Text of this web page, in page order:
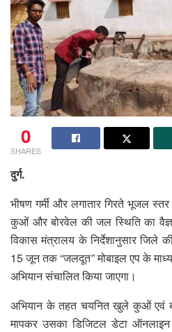
0
SHARES
दुर्ग.
भीषण गर्मी और लगातार गिरते भूजल
कुओं और बोरवेल की जल स्थिति का
विकास मंत्रालय के निर्देशानुसार जिले
15 जून तक “जलदूत” मोबाइल एप के
अभियान संचालित किया जाएगा।
अभियान के तहत चयनित खुले कुओं एवं
मापकर उसका डिजिटल डेटा ऑनलाइन